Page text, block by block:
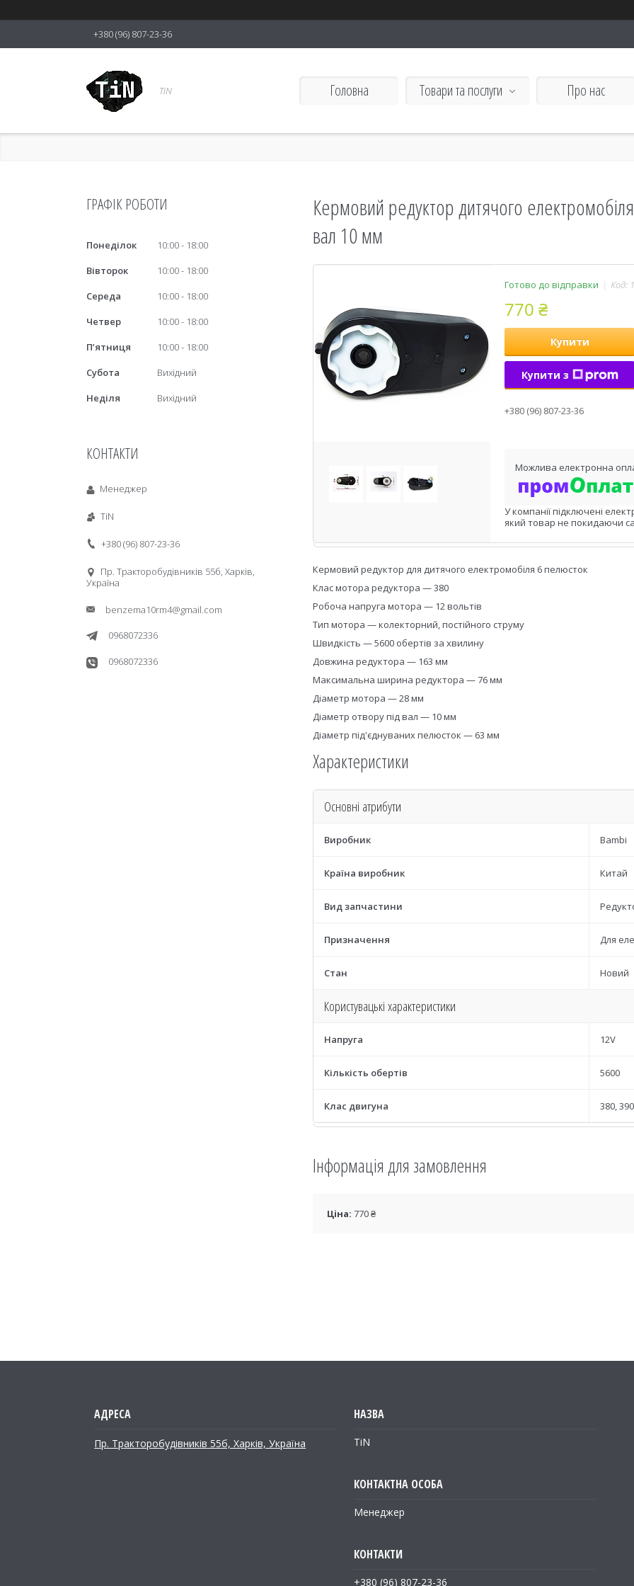
+380 (96) 807-23-36
TiN Головна Товари та послуги Про нас
Кермовий редуктор дитячого
вал 10 мм
Готово до відправки Код:
770 ₴
Купити
Купити з
+380 (96) 807-23-36
У компанії підключені
який товар не покидаючи
Кермовий редуктор для дитячого електромобіля 6 пелюсток
Клас мотора редуктора — 380
Робоча напруга мотора — 12 вольтів
Тип мотора — колекторний, постійного струму
Швидкість — 5600 обертів за хвилину
Довжина редуктора — 163 мм
Максимальна ширина редуктора — 76 мм
Діаметр мотора — 28 мм
Діаметр отвору під вал — 10 мм
Діаметр під'єднуваних пелюсток — 63 мм
Характеристики
Основні атрибути
Виробник Bambi
Країна виробник Китай
Вид запчастини
Призначення Для
Стан Новий
Користувацькі характеристики
Напруга 12V
Кількість обертів 5600
Клас двигуна 380, 390
Інформація для замовлення
Ціна: 770 ₴
ГРАФІК РОБОТИ
Понеділок 10:00
18:00
Вівторок
10:00
18:00
Середа
10:00
18:00
Четвер
10:00
18:00
Пʼятниця
10:00
18:00
Субота
Вихідний
Неділя
Вихідний
КОНТАКТИ
Менеджер
TiN
+380 (96) 807-23-36
Пр. Тракторобудiвникiв 55б, Харків,
Україна
benzema10rm4@gmail.com
0968072336
0968072336
Пр. Тракторобудiвникiв 55б, Харків, Україна TiN
Менеджер
+380 (96) 807-23-36